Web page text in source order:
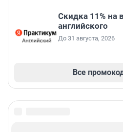
Скидка 11% на
английского
До 31 августа, 2026
Все